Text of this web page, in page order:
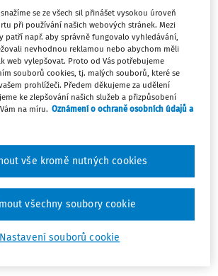
aktivita je zaměřená na „učení se od
ředitel či ředitelka hostitelské školy
příběh a s pomocí průvodce
benchlearningu k přemýšlení nad
Účastníci tak mají jedinečnou
se a sdílet, co a jak se daří či nedaří
Mohou tak objevit, co by se chtěli
se zdokonalit.
ze silných stránek i případných chyb
z jiných škol. Komunikujte s kolegy,
nimi své postřehy z praxe, podělte se o
se ze všech sil přinášet vysokou úroveň
při používání našich webových stránek. Mezi
patří např. aby správně fungovalo vyhledávání,
nevhodnou reklamou nebo abychom měli
web vylepšovat. Proto od Vás potřebujeme
souborů cookies, tj. malých souborů, které se
prohlížeči. Předem děkujeme za udělení
ke zlepšování našich služeb a přizpůsobení
na míru. Oznámení o ochraně osobních údajů a
Nastavení souborů cookie
vše kromě nutných cookies
všechny soubory cookie